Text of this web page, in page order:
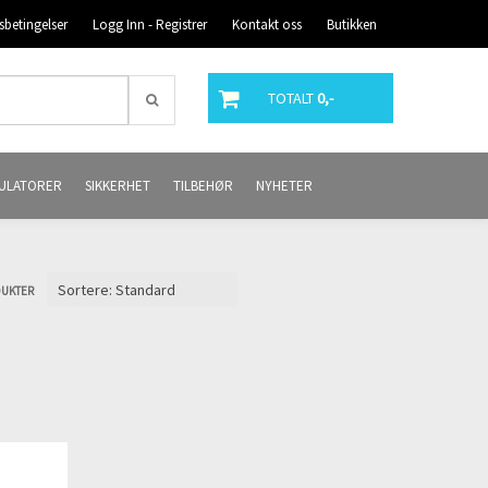
Logg Inn - Registrer Kontakt oss Butikken
TOTALT0,-
SIKKERHET TILBEHØR NYHETER